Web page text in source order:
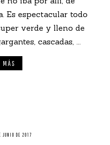
Es espectacular todo
verde y lleno de
cascadas, ...
MÁS
JUNIO DE 2017